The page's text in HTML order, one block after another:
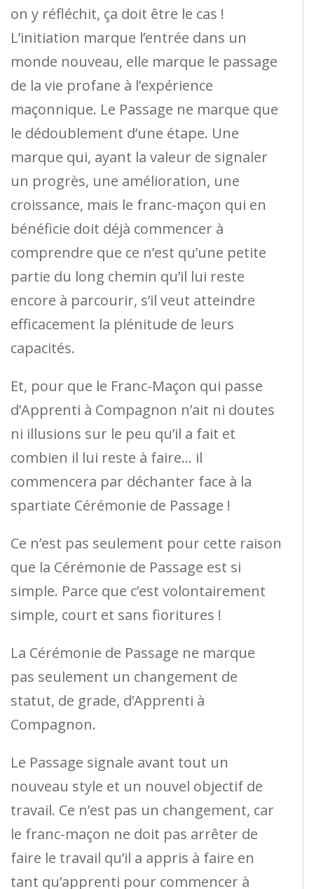
on y réfléchit, ça doit être le cas !
L’initiation marque l’entrée dans un
monde nouveau, elle marque le passage
de la vie profane à l’expérience
maçonnique. Le Passage ne marque que
le dédoublement d’une étape. Une
marque qui, ayant la valeur de signaler
un progrès, une amélioration, une
croissance, mais le franc-maçon qui en
bénéficie doit déjà commencer à
comprendre que ce n’est qu’une petite
partie du long chemin qu’il lui reste
encore à parcourir, s’il veut atteindre
efficacement la plénitude de leurs
capacités.
Et, pour que le Franc-Maçon qui passe
d’Apprenti à Compagnon n’ait ni doutes
ni illusions sur le peu qu’il a fait et
combien il lui reste à faire… il
commencera par déchanter face à la
spartiate Cérémonie de Passage !
Ce n’est pas seulement pour cette raison
que la Cérémonie de Passage est si
simple. Parce que c’est volontairement
simple, court et sans fioritures !
La Cérémonie de Passage ne marque
pas seulement un changement de
statut, de grade, d’Apprenti à
Compagnon.
Le Passage signale avant tout un
nouveau style et un nouvel objectif de
travail. Ce n’est pas un changement, car
le franc-maçon ne doit pas arrêter de
faire le travail qu’il a appris à faire en
tant qu’apprenti pour commencer à